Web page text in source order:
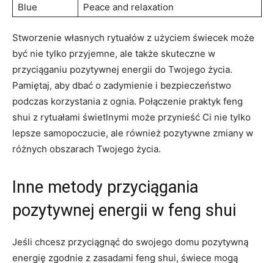
Blue
Peace and relaxation
Stworzenie własnych‍ rytuałów z ⁢użyciem świecek może
⁣być nie ‌tylko przyjemne, ale także skuteczne w
przyciąganiu pozytywnej energii do Twojego życia.
Pamiętaj, ⁤aby dbać o zadymienie i bezpieczeństwo
podczas ⁤korzystania z​ ognia.‌ Połączenie praktyk feng
shui z ⁣rytuałami świetlnymi może przynieść Ci nie tylko
lepsze samopoczucie, ale również pozytywne zmiany w​
różnych obszarach Twojego ⁣życia.
Inne​ metody przyciągania
pozytywnej energii w feng shui
Jeśli chcesz przyciągnąć do swojego ​domu pozytywną
energię ​zgodnie z zasadami feng shui, świece‍ mogą